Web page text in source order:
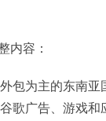
内容：
包为主的东南
歌广告、游戏